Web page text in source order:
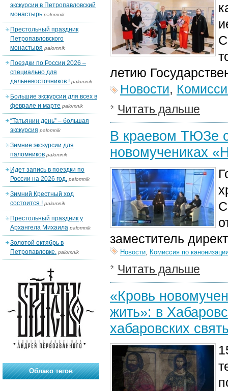
летию
Новости,
Читать дальше
В краевом ТЮЗе
новомучениках
заместитель
Новости, Комиссия по
Читать дальше
«Кровь
жить»: в
хабаровских
экскурсии в Петропавловский
монастырь palomnik
Престольный праздник
Петропавловского
монастыря palomnik
Поездки по России 2026 –
специально для
дальневосточников ! palomnik
Большие экскурсии для всех в
феврале и марте palomnik
“Татьянин день” – большая
экскурсия palomnik
Зимние экскурсии для
паломников palomnik
Идет запись в поездки по
России на 2026 год. palomnik
Зимний Крестный ход
состоится ! palomnik
Престольный праздник у
Архангела Михаила palomnik
Золотой октябрь в
Петропавловке. palomnik
Облако тегов